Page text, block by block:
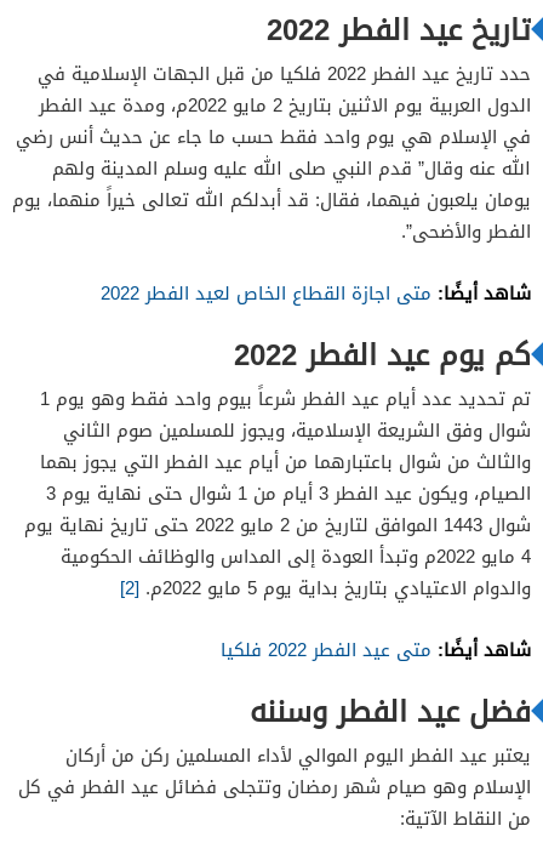
تاريخ عيد الفطر 2022
حدد تاريخ عيد الفطر 2022 فلكيا من قبل الجهات الإسلامية في
الدول العربية يوم الاثنين بتاريخ 2 مايو 2022م، ومدة عيد الفطر
في الإسلام هي يوم واحد فقط حسب ما جاء عن حديث أنس رضي
الله عنه وقال” قدم النبي صلى الله عليه وسلم المدينة ولهم
يومان يلعبون فيهما، فقال: قد أبدلكم الله تعالى خيراً منهما، يوم
الفطر والأضحى”.
شاهد أيضًا: متى اجازة القطاع الخاص لعيد الفطر 2022
كم يوم عيد الفطر 2022
تم تحديد عدد أيام عيد الفطر شرعاً بيوم واحد فقط وهو يوم 1
شوال وفق الشريعة الإسلامية، ويجوز للمسلمين صوم الثاني
والثالث من شوال باعتبارهما من أيام عيد الفطر التي يجوز بهما
الصيام، ويكون عيد الفطر 3 أيام من 1 شوال حتى نهاية يوم 3
شوال 1443 الموافق لتاريخ من 2 مايو 2022 حتى تاريخ نهاية يوم
4 مايو 2022م وتبدأ العودة إلى المداس والوظائف الحكومية
والدوام الاعتيادي بتاريخ بداية يوم 5 مايو 2022م.
[2]
شاهد أيضًا: متى عيد الفطر 2022 فلكيا
فضل عيد الفطر وسننه
يعتبر عيد الفطر اليوم الموالي لأداء المسلمين ركن من أركان
الإسلام وهو صيام شهر رمضان وتتجلى فضائل عيد الفطر في كل
من النقاط الآتية: